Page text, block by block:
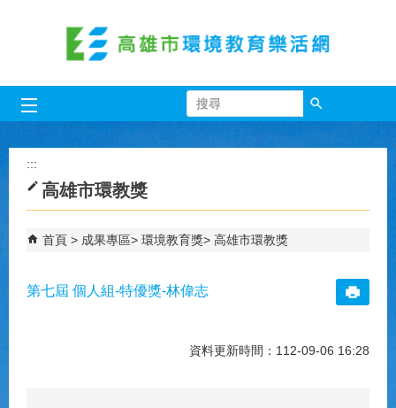
搜尋
:::
高雄市環教獎
首頁 成果專區 環境教育獎 高雄市環教獎
第七屆 個人組-特優獎-林偉志
資料更新時間：112-09-06 16:28